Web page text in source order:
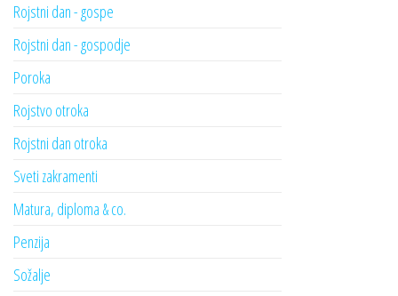
Rojstni dan - gospe
Rojstni dan - gospodje
Poroka
Rojstvo otroka
Rojstni dan otroka
Sveti zakramenti
Matura, diploma & co.
Penzija
Sožalje